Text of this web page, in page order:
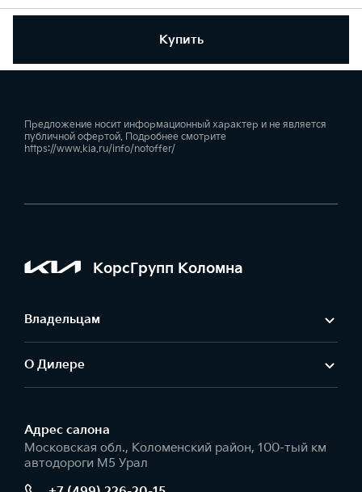
Купить
Предложение носит информационный характер и не является
публичной офертой. Подробнее смотрите
https://www.kia.ru/info/notoffer/
КорсГрупп Коломна
Владельцам
О Дилере
Адрес салонa
Московская обл., Коломенский район, 100-тый км
автодороги М5 Урал